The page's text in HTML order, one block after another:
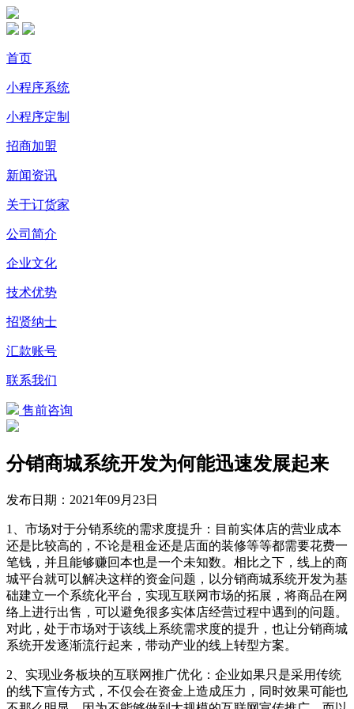
首页
小程序系统
小程序定制
招商加盟
新闻资讯
关于订货家
公司简介
企业文化
技术优势
招贤纳士
汇款账号
联系我们
售前咨询
分销商城系统开发为何能迅速发展起来
发布日期： 2021年09月23日
1、市场对于分销系统的需求度提升：目前实体店的营业成本
还是比较高的，不论是租金还是店面的装修等等都需要花费一
笔钱，并且能够赚回本也是一个未知数。相比之下，线上的商
城平台就可以解决这样的资金问题，以分销商城系统开发为基
础建立一个系统化平台，实现互联网市场的拓展，将商品在网
络上进行出售，可以避免很多实体店经营过程中遇到的问题。
对此，处于市场对于该线上系统需求度的提升，也让分销商城
系统开发逐渐流行起来，带动产业的线上转型方案。
2、实现业务板块的互联网推广优化：企业如果只是采用传统
的线下宣传方式，不仅会在资金上造成压力，同时效果可能也